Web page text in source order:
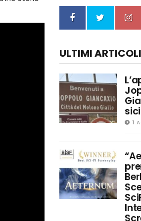
ULTIMI ARTICOLI
1